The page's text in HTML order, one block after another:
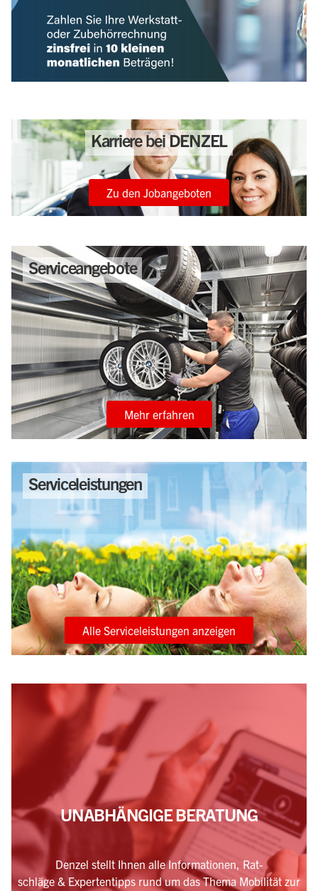
Karriere bei DENZEL
Zu den Jobangeboten
Serviceangebote
Mehr erfahren
Serviceleistungen
Alle Serviceleistungen anzeigen
UNABHÄNGIGE BERATUNG
Denzel stellt Ihnen alle Informationen, Rat-
schläge & Expertentipps rund um das Thema Mobilität zur